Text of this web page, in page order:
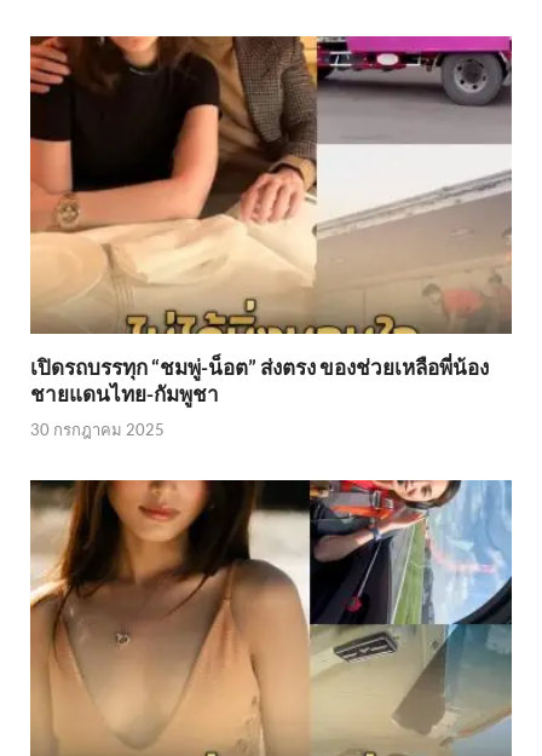
เปิดรถบรรทุก “ชมพู่-น็อต” ส่งตรง ของช่วยเหลือพี่น้อง
ชายแดนไทย-กัมพูชา
30 กรกฎาคม 2025